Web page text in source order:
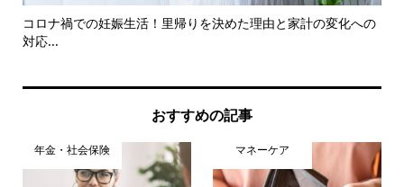
コロナ禍での妊娠生活！里帰りを決めた理由と家計の変化への
対応...
おすすめの記事
年金・社会保険 マネーケア